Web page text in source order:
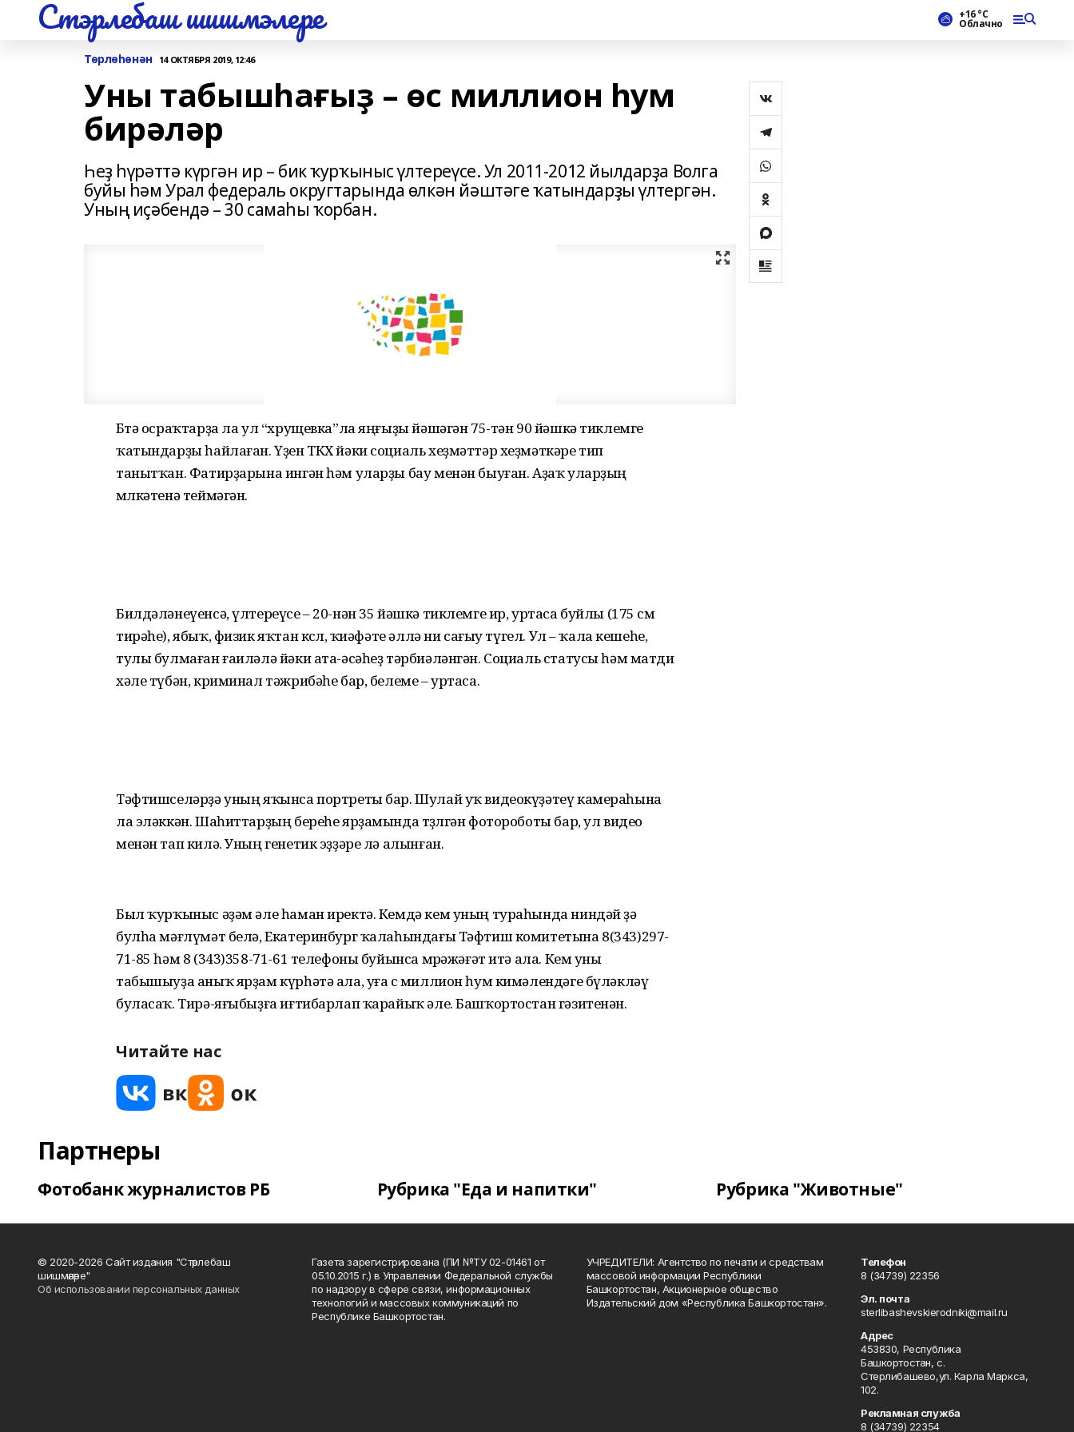
Стэрлебаш шишмэлере +16 °С
Облачно
Төрлөһөнән 14 ОКТЯБРЯ 2019, 12:46
Уны табышһағыҙ – өс миллион һум
бирәләр
Һеҙ һүрәттә күргән ир – бик ҡурҡыныс үлтереүсе. Ул 2011-2012 йылдарҙа Волга
буйы һәм Урал федераль округтарында өлкән йәштәге ҡатындарҙы үлтергән.
Уның иҫәбендә – 30 самаһы ҡорбан.
Бөтә осраҡтарҙа ла ул “хрущевка”ла яңғыҙы йәшәгән 75-тән 90 йәшкә тиклемге
ҡатындарҙы һайлаған. Үҙен ТКХ йәки социаль хеҙмәттәр хеҙмәткәре тип
танытҡан. Фатирҙарына ингән һәм уларҙы бау менән быуған. Аҙаҡ уларҙың
мөлкәтенә теймәгән.
Билдәләнеүенсә, үлтереүсе – 20-нән 35 йәшкә тиклемге ир, уртаса буйлы (175 см
тирәһе), ябыҡ, физик яҡтан көслө, ҡиәфәте әллә ни сағыу түгел. Ул – ҡала кешеһе,
тулы булмаған ғаиләлә йәки ата-әсәһеҙ тәрбиәләнгән. Социаль статусы һәм матди
хәле түбән, криминал тәжрибәһе бар, белеме – уртаса.
Тәфтишселәрҙә уның яҡынса портреты бар. Шулай уҡ видеокүҙәтеү камераһына
ла эләккән. Шаһиттарҙың береһе ярҙамында төҙөлгән фотороботы бар, ул видео
менән тап килә. Уның генетик эҙҙәре лә алынған.
Был ҡурҡыныс әҙәм әле һаман иректә. Кемдә кем уның тураһында ниндәй ҙә
булһа мәғлүмәт белә, Екатеринбург ҡалаһындағы Тәфтиш комитетына 8(343)297-
71-85 һәм 8 (343)358-71-61 телефоны буйынса мөрәжәғәт итә ала. Кем уны
табышыуҙа аныҡ ярҙам күрһәтә ала, уға өс миллион һум кимәлендәге бүләкләү
буласаҡ. Тирә-яғыбыҙға иғтибарлап ҡарайыҡ әле. Башҡортостан гәзитенән.
Читайте нас
Партнеры
Фотобанк журналистов РБ Рубрика "Еда и напитки" Рубрика "Животные"
© 2020-2026 Сайт издания "Стәрлебаш
шишмәләре"
Об использовании персональных данных
Газета зарегистрирована (ПИ №ТУ 02-01461 от
05.10.2015 г.) в Управлении Федеральной службы
по надзору в сфере связи, информационных
технологий и массовых коммуникаций по
Республике Башкортостан.
УЧРЕДИТЕЛИ: Агентство по печати и средствам
массовой информации Республики
Башкортостан, Акционерное общество
Издательский дом «Республика Башкортостан».
Телефон
8 (34739) 22356
Эл. почта
sterlibashevskierodniki@mail.ru
Адрес
453830, Республика
Башкортостан, c.
Стерлибашево,ул. Карла Маркса,
102.
Рекламная служба
8 (34739) 22354